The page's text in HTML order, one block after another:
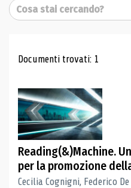
Cerca
Risultati di
Documenti trovati: 1
Reading(&)Machine.
per la promozione
Cecilia Cognigni, Federico